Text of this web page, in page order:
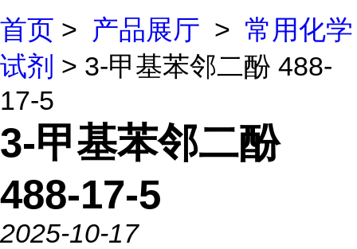
首页 > 产品展厅 > 常用化学
试剂 > 3-甲基苯邻二酚 488-
17-5
3-甲基苯邻二酚
488-17-5
2025-10-17